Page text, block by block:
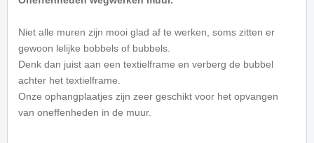
Niet alle muren zijn mooi glad af te werken, soms zitten er
gewoon lelijke bobbels of bubbels.
Denk dan juist aan een textielframe en verberg de bubbel
achter het textielframe.
Onze ophangplaatjes zijn zeer geschikt voor het opvangen
van oneffenheden in de muur.